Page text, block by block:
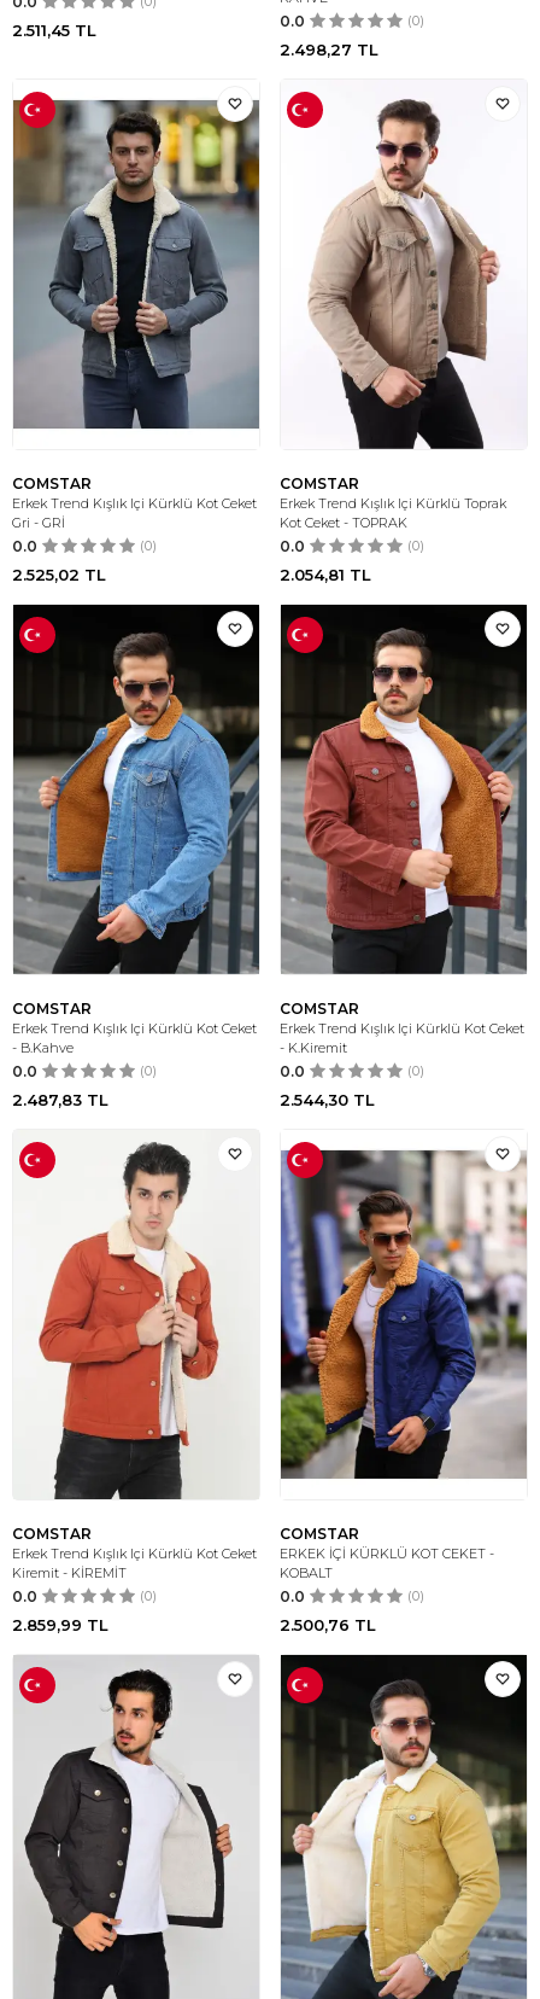
2.511,45 TL 0.0 (0)
2.498,27 TL
COMSTAR
Erkek Trend Kışlık Içi Kürklü Kot Ceket
Gri - GRİ
0.0 (0)
2.525,02 TL
COMSTAR
Erkek Trend Kışlık Içi Kürklü Toprak
Kot Ceket - TOPRAK
0.0 (0)
2.054,81 TL
COMSTAR
Erkek Trend Kışlık Içi Kürklü Kot Ceket
- B.Kahve
0.0 (0)
2.487,83 TL
COMSTAR
Erkek Trend Kışlık Içi Kürklü Kot Ceket
- K.Kiremit
0.0 (0)
2.544,30 TL
COMSTAR
Erkek Trend Kışlık Içi Kürklü Kot Ceket
Kiremit - KİREMİT
0.0 (0)
2.859,99 TL
COMSTAR
ERKEK İÇİ KÜRKLÜ KOT CEKET -
KOBALT
0.0 (0)
2.500,76 TL